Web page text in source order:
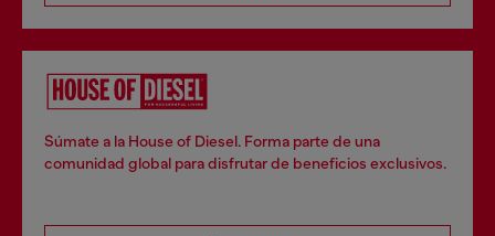
Súmate a la House of Diesel. Forma parte de una
comunidad global para disfrutar de beneficios exclusivos.